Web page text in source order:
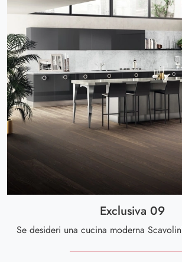
Exclusiva 09